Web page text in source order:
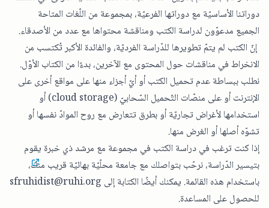
دوراتنا الأساسيّة مع دوراتها الفرعيّة، بمجموعة من اللّغات المتاحة
الجميع مدعوّون لدراسة الكتب ومناقشة محتواها مع عدد من الأصدقاء.
إنّ الكتب لم يتمّ تطويرها للدّراسة الفرديّة، والفائدة الأكبر تُكتسب من
الانخراط في مناقشات حول المحتوى مع الآخرين، بدءًا من الكتاب الأوّل.
نطلب ببساطة عدم تحميل الكتب أو أيّ أجزاء منها على مواقع أخرى على
الإنترنت أو على منصّات التّحميل السّحابيّ (cloud storage) أو
استخدامها لأغراض تجاريّة أو بطرق تتعارض مع روح الموادّ نفسها أو
تشوّه أصلها أو الغرض منها.
إذا كنت ترغب في دراسة الكتب في مجموعة مع مرشد ذي خبرة يقوم
بتيسير الدّراسة،نرحّب بتواصلك مع جامعة محلّيّة بهائيّة قريب منك،
باستخدام هذه القائمة. يمكنك أيضًا الكتابة إلى sfruhidist@ruhi.org
للحصول على المساعدة.